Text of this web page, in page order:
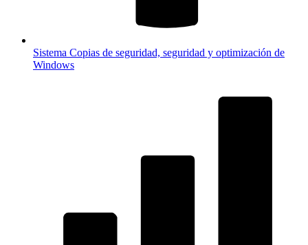
Sistema Copias de seguridad, seguridad y optimización de
Windows